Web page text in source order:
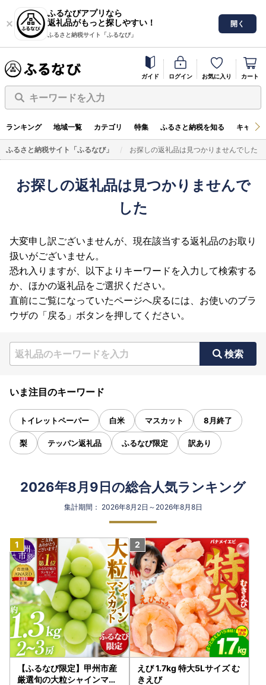
ふるなびアプリなら
返礼品がもっと探しやすい！
ふるさと納税サイト「ふるなび」
開く
ガイド ログイン お気に入り カート
キーワードを入力
ランキング 地域一覧 カテゴリ 特集 ふるさと納税を知る キャン
ふるさと納税サイト「ふるなび」 お探しの返礼品は見つかりませんでした
お探しの返礼品は見つかりませんで
した
大変申し訳ございませんが、現在該当する返礼品のお取り
扱いがございません。
恐れ入りますが、以下よりキーワードを入力して検索する
か、ほかの返礼品をご選択ください。
直前にご覧になっていたページへ戻るには、お使いのブラ
ウザの「戻る」ボタンを押してください。
検索
いま注目のキーワード
トイレットペーパー 白米 マスカット 8月終了
梨 テッパン返礼品 ふるなび限定 訳あり
2026年8月9日の総合人気ランキング
集計期間： 2026年8月2日～2026年8月8日
【ふるなび限定】甲州市産
厳選旬の大粒シャインマス
えび 1.7kg 特大5Lサイズ む
きえび